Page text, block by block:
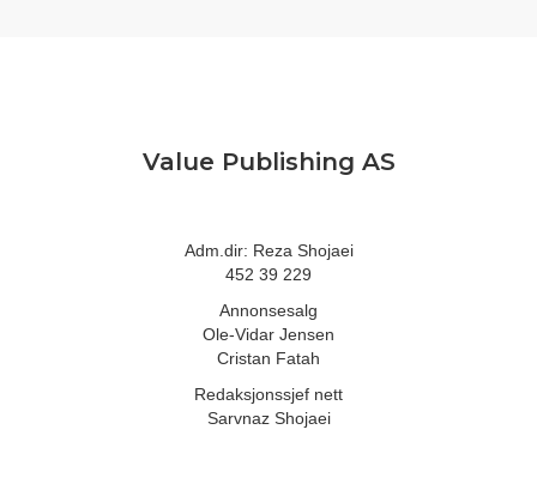
Value Publishing AS
Adm.dir: Reza Shojaei
452 39 229
Annonsesalg
Ole-Vidar Jensen
Cristan Fatah
Redaksjonssjef nett
Sarvnaz Shojaei